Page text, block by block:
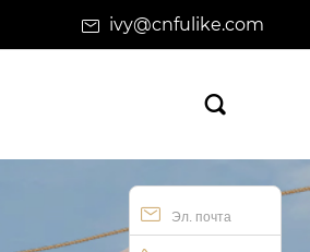
ivy@cnfulike.com

Эл. почта